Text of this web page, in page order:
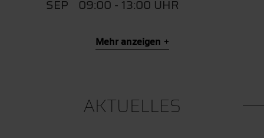
SEP 09:00 - 13:00 UHR
Mehr anzeigen
AKTUELLES